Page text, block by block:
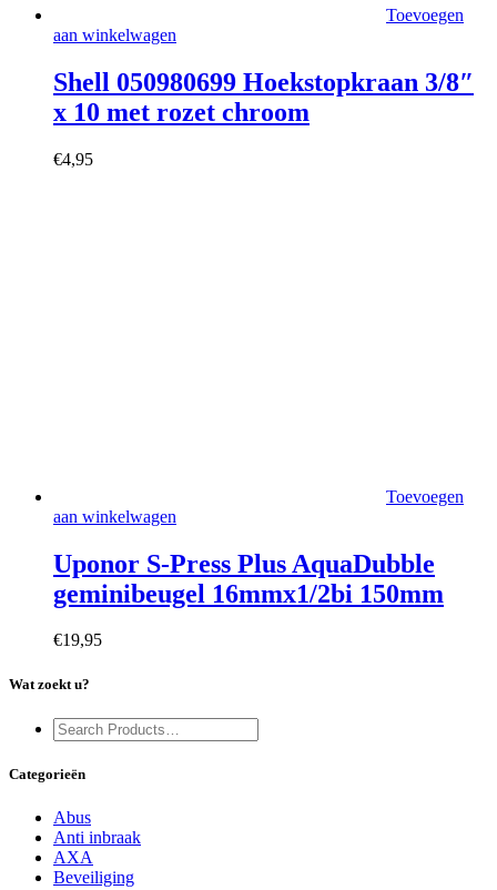
Toevoegen
aan winkelwagen
Shell 050980699 Hoekstopkraan 3/8″
x 10 met rozet chroom
€4,95
Toevoegen
aan winkelwagen
Uponor S-Press Plus AquaDubble
geminibeugel 16mmx1/2bi 150mm
€19,95
Wat zoekt u?
Categorieën
Abus
Anti inbraak
AXA
Beveiliging